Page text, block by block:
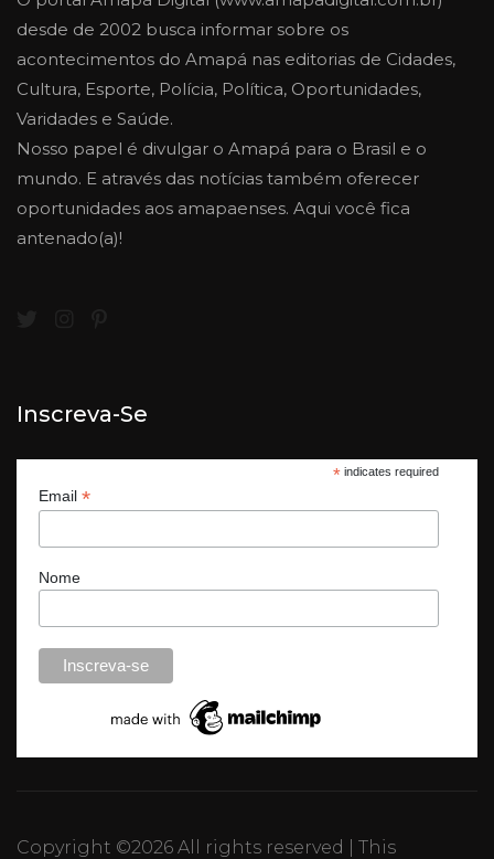
desde de 2002 busca informar sobre os
acontecimentos do Amapá nas editorias de Cidades,
Cultura, Esporte, Polícia, Política, Oportunidades,
Varidades e Saúde.
Nosso papel é divulgar o Amapá para o Brasil e o
mundo. E através das notícias também oferecer
oportunidades aos amapaenses. Aqui você fica
antenado(a)!
Inscreva-Se
*indicates required
Email *
Nome
Copyright ©2026 All rights reserved | This